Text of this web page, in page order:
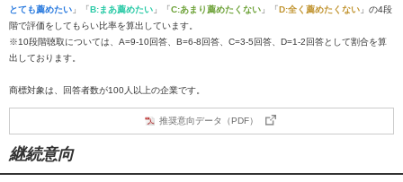
とても薦めたい 」「B:まあ薦めたい 」「C:あまり薦めたくない 」「D:全く薦めたくない 」の4段
階で評価をしてもらい比率を算出しています。
※10段階聴取については、A=9-10回答、B=6-8回答、C=3-5回答、D=1-2回答として割合を算
出しております。
商標対象は、回答者数が100人以上の企業です。
推奨意向データ（PDF）
継続意向